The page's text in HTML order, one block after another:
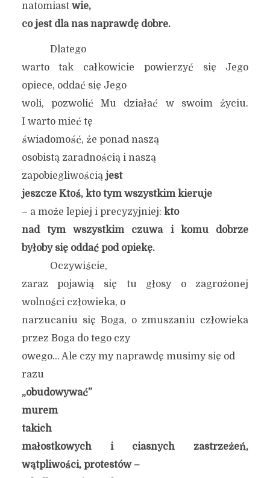
natomiast wie,
co jest dla nas naprawdę dobre.
Dlatego
warto tak całkowicie powierzyć się Jego
opiece, oddać się Jego
woli, pozwolić Mu działać w swoim życiu.
I warto mieć tę
świadomość, że ponad naszą
osobistą zaradnością i naszą
zapobiegliwością jest
jeszcze Ktoś, kto tym wszystkim kieruje
– a może lepiej i precyzyjniej: kto
nad tym wszystkim czuwa i komu dobrze
byłoby się oddać pod opiekę.
Oczywiście,
zaraz pojawią się tu głosy o zagrożonej
wolności człowieka, o
narzucaniu się Boga, o zmuszaniu człowieka
przez Boga do tego czy
owego… Ale czy my naprawdę musimy się od
razu
„obudowywać”
murem
takich
małostkowych i ciasnych zastrzeżeń,
wątpliwości, protestów –